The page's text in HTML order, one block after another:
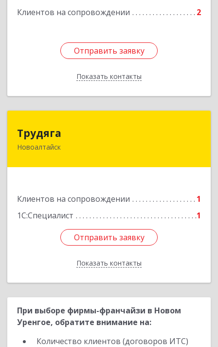
Клиентов на сопровождении 2
Отправить заявку
Показать контакты
Отправить заявку
Назад
Трудяга
Новоалтайск
Клиентов на сопровождении
1
1С:Специалист
1
Отправить заявку
Показать контакты
658080, Алтайский край, Новоалтайск г,
Отправить заявку
Назад
При выборе фирмы-франчайзи в Новом
Уренгое, обратите внимание на:
Количество клиентов (договоров ИТС)